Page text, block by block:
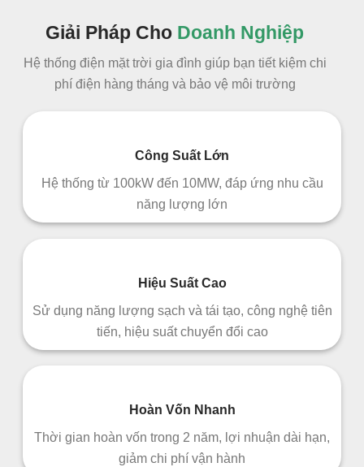
Giải Pháp Cho Doanh Nghiệp
Hệ thống điện mặt trời gia đình giúp bạn tiết kiệm chi
phí điện hàng tháng và bảo vệ môi trường
Công Suất Lớn
Hệ thống từ 100kW đến 10MW, đáp ứng nhu cầu
năng lượng lớn
Hiệu Suất Cao
Sử dụng năng lượng sạch và tái tạo, công nghệ tiên
tiến, hiệu suất chuyển đổi cao
Hoàn Vốn Nhanh
Thời gian hoàn vốn trong 2 năm, lợi nhuận dài hạn,
giảm chi phí vận hành